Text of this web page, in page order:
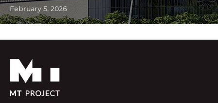
February 5, 2026